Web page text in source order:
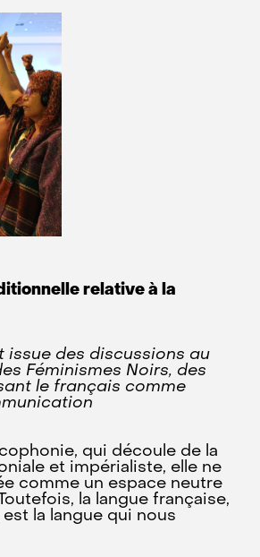
relative à la
issue des discussions au
Féminismes Noirs, des
le français comme
qui découle de la
et impérialiste, elle ne
comme un espace neutre
la langue française,
la langue qui nous